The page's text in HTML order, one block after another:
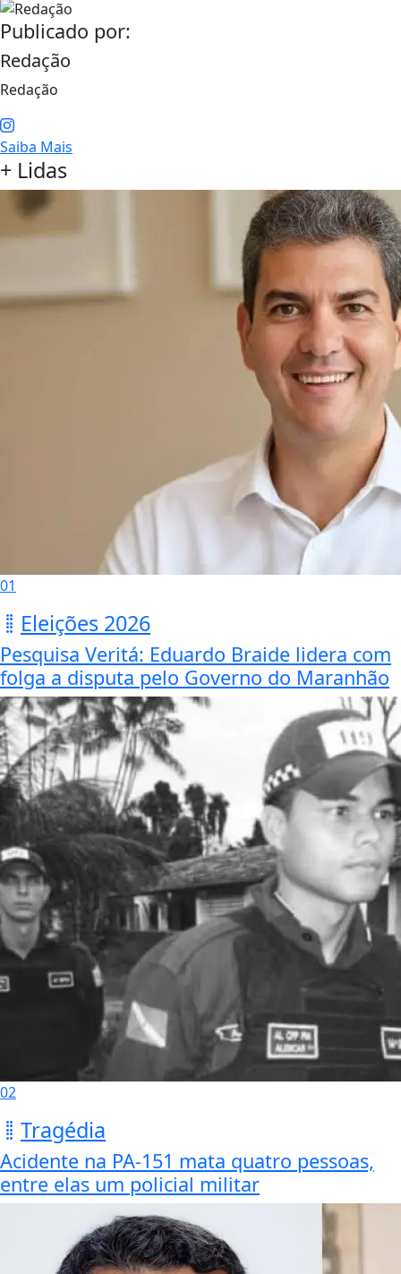
Publicado por:
Redação
Redação
Saiba Mais
+ Lidas
01
Eleições 2026
Pesquisa Veritá: Eduardo Braide lidera com
folga a disputa pelo Governo do Maranhão
02
Tragédia
Acidente na PA-151 mata quatro pessoas,
entre elas um policial militar